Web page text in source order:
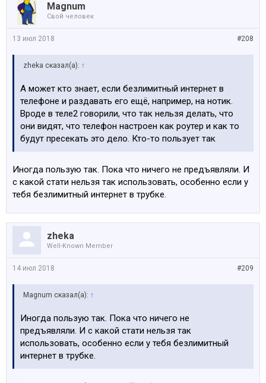
Magnum
Свой человек
#208
13 июл 2018
zheka сказал(а): ↑
А может кто знает, если безлимитный интернет в
телефоне и раздавать его ещё, например, на нотик.
Вроде в теле2 говорили, что так нельзя делать, что
они видят, что телефон настроен как роутер и как то
будут пресекать это дело. Кто-то пользует так
Иногда пользую так. Пока что ничего не предъявляли. И
с какой стати нельзя так использовать, особенно если у
тебя безлимитный интернет в трубке.
zheka
Well-Known Member
#209
14 июл 2018
Magnum сказал(а): ↑
Иногда пользую так. Пока что ничего не
предъявляли. И с какой стати нельзя так
использовать, особенно если у тебя безлимитный
интернет в трубке.